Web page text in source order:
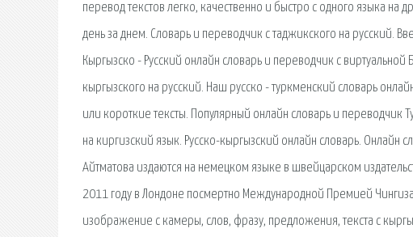
перевод текстов легко, качественно и быстро с одного языка на
день за днем. Словарь и переводчик с таджикского на русский.
Кыргызско - Русский онлайн словарь и переводчик с
кыргызского на русский. Наш русско - туркменский словарь
или короткие тексты. Популярный онлайн словарь и переводчик
на киргизский язык. Русско-кыргызский онлайн словарь. Онлайн
Айтматова издаются на немецком языке в швейцарском
2011 году в Лондоне посмертно Международной Премией
изображение с камеры, слов, фразу, предложения, текста с